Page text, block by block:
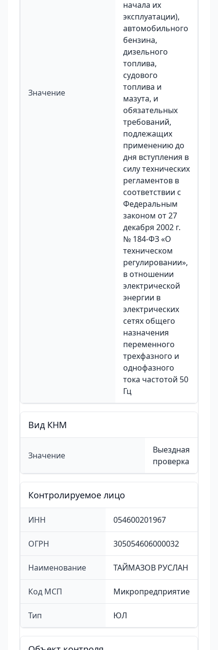
Значение
начала их
эксплуатации),
автомобильного
бензина,
дизельного
топлива,
судового
топлива и
мазута, и
обязательных
требований,
подлежащих
применению до
дня вступления в
силу технических
регламентов в
соответствии с
Федеральным
законом от 27
декабря 2002 г.
№ 184-ФЗ «О
техническом
регулировании»,
в отношении
электрической
энергии в
электрических
сетях общего
назначения
переменного
трехфазного и
однофазного
тока частотой 50
Гц
Вид КНМ
Значение
Выездная
проверка
Контролируемое лицо
ИНН 054600201967
ОГРН 305054606000032
Наименование ТАЙМАЗОВ РУСЛАН
Код МСП Микропредприятие
Тип ЮЛ